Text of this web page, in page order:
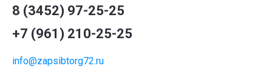
8 (3452) 97-25-25
+7 (961) 210-25-25
info@zapsibtorg72.ru